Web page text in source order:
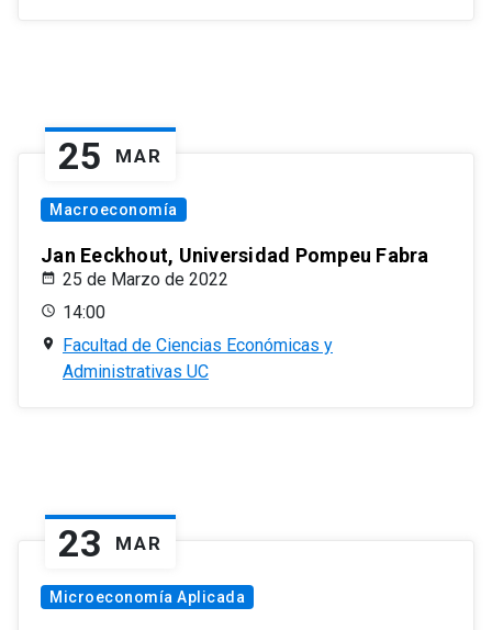
25 MAR
Macroeconomía
Jan Eeckhout, Universidad Pompeu Fabra
25 de Marzo de 2022
14:00
Facultad de Ciencias Económicas y
Administrativas UC
23 MAR
Microeconomía Aplicada